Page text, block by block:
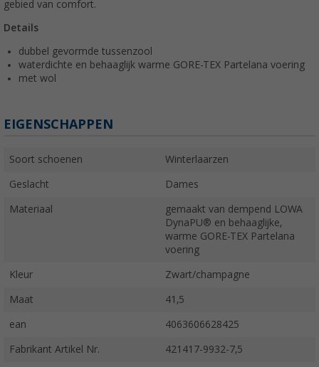
gebied van comfort.
Details
dubbel gevormde tussenzool
waterdichte en behaaglijk warme GORE-TEX Partelana voering
met wol
EIGENSCHAPPEN
Soort schoenen Winterlaarzen
Geslacht Dames
Materiaal
gemaakt van dempend LOWA
DynaPU® en behaaglijke,
warme GORE-TEX Partelana
voering
Kleur Zwart/champagne
Maat 41,5
ean 4063606628425
Fabrikant Artikel Nr. 421417-9932-7,5